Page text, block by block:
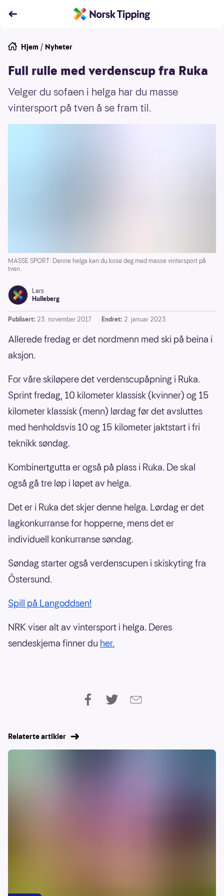
Hjem / Nyheter
Full rulle med verdenscup fra Ruka
Velger du sofaen i helga har du masse
vintersport på tven å se fram til.
MASSE SPORT: Denne helga kan du kose deg med masse vintersport på
tven.
Lars
Hulleberg
Publisert: 23. november 2017 Endret: 2. januar 2023
Allerede fredag er det nordmenn med ski på beina i
aksjon.
For våre skiløpere det verdenscupåpning i Ruka.
Sprint fredag, 10 kilometer klassisk (kvinner) og 15
kilometer klassisk (menn) lørdag før det avsluttes
med henholdsvis 10 og 15 kilometer jaktstart i fri
teknikk søndag.
Kombinertgutta er også på plass i Ruka. De skal
også gå tre løp i løpet av helga.
Det er i Ruka det skjer denne helga. Lørdag er det
lagkonkurranse for hopperne, mens det er
individuell konkurranse søndag.
Søndag starter også verdenscupen i skiskyting fra
Östersund.
Spill på Langoddsen!
NRK viser alt av vintersport i helga. Deres
sendeskjema finner du her.
Relaterte artikler